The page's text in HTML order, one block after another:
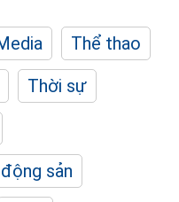
Thể thao
Thời sự
sản